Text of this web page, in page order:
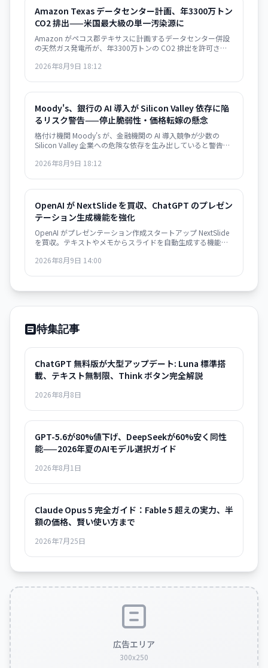
Amazon Texas データセンター計画、年3300万トン
CO2 排出——米国最大級の単一汚染源に
Amazon がペコス郡テキサスに計画するデータセンター併設
の天然ガス発電所が、年3300万トンの CO2 排出を許可さ
急速拡大が環境目標と深刻に矛盾する局面を示唆している。
2026年8月9日 18:12
Moody's、銀行の AI 導入が Silicon Valley 依存に陥
るリスク警告——停止脆弱性・価格転嫁の懸念
格付け機関 Moody's が、金融機関の AI 導入競争が少数の
Silicon Valley 企業への危険な依存を生み出していると警告。
形成されつつあり、金融システムのリスク要因になり得ると
2026年8月9日 18:12
OpenAI が NextSlide を買収、ChatGPT のプレゼン
テーション生成機能を強化
OpenAI がプレゼンテーション作成スタートアップ NextSlide
を買収。テキストやメモからスライドを自動生成する機能が
2026年8月9日 14:00
特集記事
ChatGPT 無料版が大型アップデート: Luna 標準搭
載、テキスト無制限、Think ボタン完全解説
2026年8月8日
GPT-5.6が80%値下げ、DeepSeekが60%安く同性
能——2026年夏のAIモデル選択ガイド
2026年8月1日
Claude Opus 5 完全ガイド：Fable 5 超えの実力、半
額の価格、賢い使い方まで
2026年7月25日
広告エリア
300x250